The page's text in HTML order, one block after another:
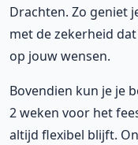
Drachten. Zo geniet
met de zekerheid
op jouw wensen.
Bovendien kun je je
2 weken voor het
altijd flexibel blijft.